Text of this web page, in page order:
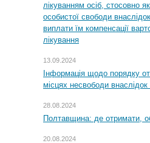
лікуванням осіб, стосовно
особистої свободи
виплати їм компенсації
лікування
13.09.2024
Інформація щодо порядку
місцях несвободи внаслідок
28.08.2024
Полтавщина: де отримати,
20.08.2024